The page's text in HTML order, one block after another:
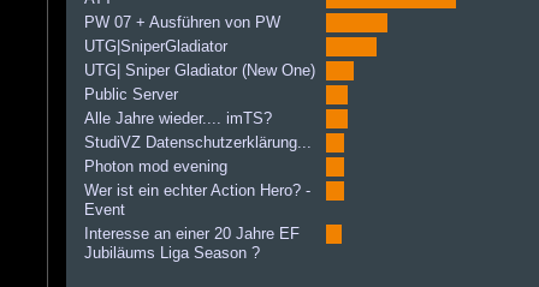
PW 07 + Ausführen von PW
UTG|SniperGladiator
UTG| Sniper Gladiator (New One)
Public Server
Alle Jahre wieder.... imTS?
StudiVZ Datenschutzerklärung...
Photon mod evening
Wer ist ein echter Action Hero? -
Event
Interesse an einer 20 Jahre EF
Jubiläums Liga Season ?